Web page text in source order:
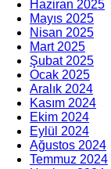
Haziran 2025
Mayıs 2025
Nisan 2025
Mart 2025
Şubat 2025
Ocak 2025
Aralık 2024
Kasım 2024
Ekim 2024
Eylül 2024
Ağustos 2024
Temmuz 2024